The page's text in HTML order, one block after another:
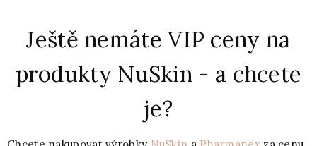
Ještě nemáte VIP ceny na
produkty NuSkin - a chcete
je?